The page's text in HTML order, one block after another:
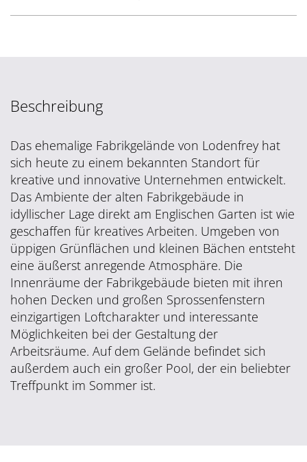
Beschreibung
Das ehemalige Fabrikgelände von Lodenfrey hat
sich heute zu einem bekannten Standort für
kreative und innovative Unternehmen entwickelt.
Das Ambiente der alten Fabrikgebäude in
idyllischer Lage direkt am Englischen Garten ist wie
geschaffen für kreatives Arbeiten. Umgeben von
üppigen Grünflächen und kleinen Bächen entsteht
eine äußerst anregende Atmosphäre. Die
Innenräume der Fabrikgebäude bieten mit ihren
hohen Decken und großen Sprossenfenstern
einzigartigen Loftcharakter und interessante
Möglichkeiten bei der Gestaltung der
Arbeitsräume. Auf dem Gelände befindet sich
außerdem auch ein großer Pool, der ein beliebter
Treffpunkt im Sommer ist.